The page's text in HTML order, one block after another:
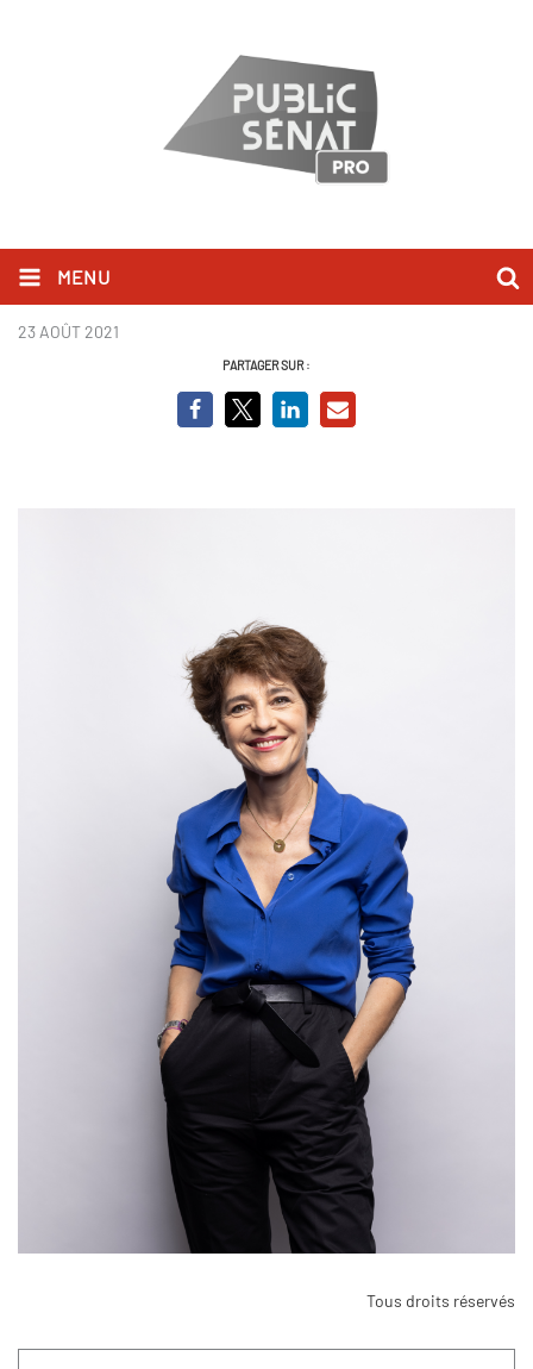
MENU
Elizabeth Martichoux
23 AOÛT 2021
PARTAGER SUR :
Tous droits réservés